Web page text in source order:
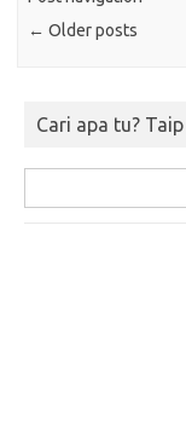
← Older posts
Cari apa tu?